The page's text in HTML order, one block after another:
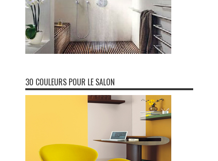
30 COULEURS POUR LE SALON